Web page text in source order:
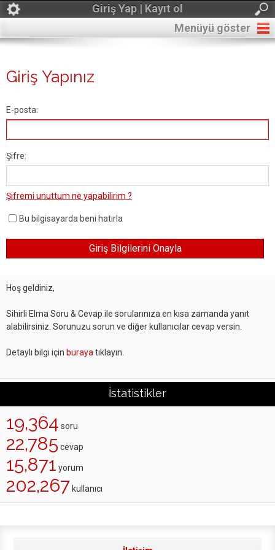
Giriş Yap | Kayıt ol
Menüyü göster
Giriş Yapınız
E-posta:
Şifre:
Şifremi unuttum ne yapabilirim ?
Bu bilgisayarda beni hatırla
Hoş geldiniz,
Sihirli Elma Soru & Cevap ile sorularınıza en kısa zamanda yanıt
alabilirsiniz. Sorunuzu sorun ve diğer kullanıcılar cevap versin.
Detaylı bilgi için buraya tıklayın.
İstatistikler
19,364 soru
22,785 cevap
15,871 yorum
202,267 kullanıcı